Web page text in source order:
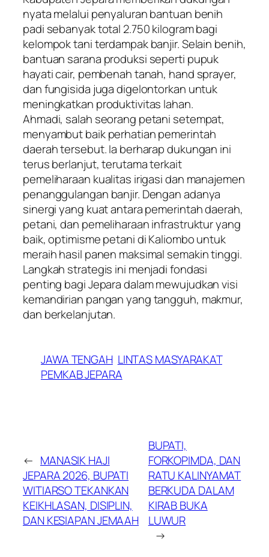
nyata melalui penyaluran bantuan benih
padi sebanyak total 2.750 kilogram bagi
kelompok tani terdampak banjir. Selain benih,
bantuan sarana produksi seperti pupuk
hayati cair, pembenah tanah, hand sprayer,
dan fungisida juga digelontorkan untuk
meningkatkan produktivitas lahan.
​Ahmadi, salah seorang petani setempat,
menyambut baik perhatian pemerintah
daerah tersebut. Ia berharap dukungan ini
terus berlanjut, terutama terkait
pemeliharaan kualitas irigasi dan manajemen
penanggulangan banjir. Dengan adanya
sinergi yang kuat antara pemerintah daerah,
petani, dan pemeliharaan infrastruktur yang
baik, optimisme petani di Kaliombo untuk
meraih hasil panen maksimal semakin tinggi.
Langkah strategis ini menjadi fondasi
penting bagi Jepara dalam mewujudkan visi
kemandirian pangan yang tangguh, makmur,
dan berkelanjutan.
JAWA TENGAH LINTAS MASYARAKAT
PEMKAB JEPARA
← MANASIK HAJI
JEPARA 2026, BUPATI
WITIARSO TEKANKAN
KEIKHLASAN, DISIPLIN,
DAN KESIAPAN JEMAAH
BUPATI,
FORKOPIMDA, DAN
RATU KALINYAMAT
BERKUDA DALAM
KIRAB BUKA
LUWUR
→